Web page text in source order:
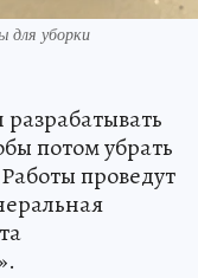
для уборки
потом убрать
проведут